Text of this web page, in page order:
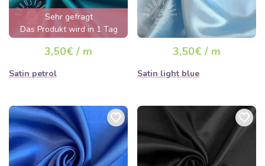
Sehr gefragt
Das Produkt wird in 1 Tag
ausverkauft sein
3,50€ / m
Satin petrol
3,50€ / m
Satin light blue